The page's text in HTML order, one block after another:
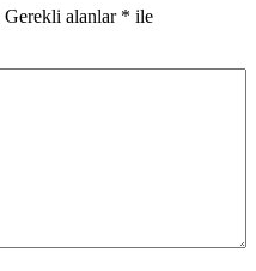
Gerekli alanlar * ile